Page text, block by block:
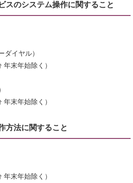
スのシステム操作に関すること
イヤル）
年末年始除く）
年末年始除く）
方法に関すること
年末年始除く）